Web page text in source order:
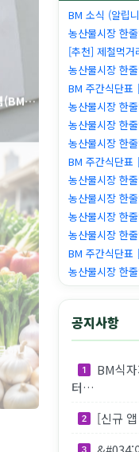
공급하나요
나
BM 소식 (알립니
농산물시장 한줄
[추천] 제철먹거
농산물시장 한줄
BM 주간식단표｜
농산물시장 한줄
농산물시장 한줄
농산물시장 한줄
BM 주간식단표｜
농산물시장 한줄
농산물시장 한줄
농산물시장 한줄
농산물시장 한줄
BM 주간식단표｜
농산물시장 한줄
공지사항
BM식
터…
[신규